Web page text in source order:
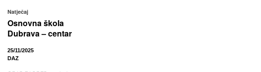
Natječaj
Osnovna škola
Dubrava – centar
25/11/2025
DAZ